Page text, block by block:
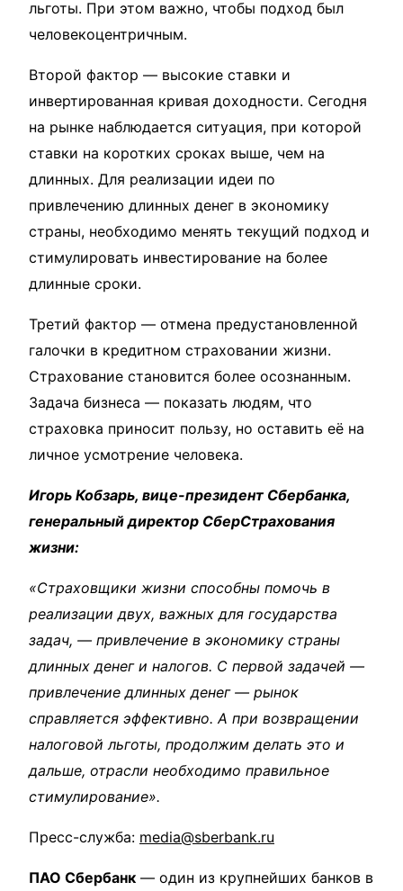
льготы. При этом важно, чтобы подход был
человекоцентричным.
Второй фактор — высокие ставки и
инвертированная кривая доходности. Сегодня
на рынке наблюдается ситуация, при которой
ставки на коротких сроках выше, чем на
длинных. Для реализации идеи по
привлечению длинных денег в экономику
страны, необходимо менять текущий подход и
стимулировать инвестирование на более
длинные сроки.
Третий фактор — отмена предустановленной
галочки в кредитном страховании жизни.
Страхование становится более осознанным.
Задача бизнеса — показать людям, что
страховка приносит пользу, но оставить её на
личное усмотрение человека.
Игорь Кобзарь, вице-президент Сбербанка,
генеральный директор СберСтрахования
жизни:
«Страховщики жизни способны помочь в
реализации двух, важных для государства
задач, — привлечение в экономику страны
длинных денег и налогов. С первой задачей —
привлечение длинных денег — рынок
справляется эффективно. А при возвращении
налоговой льготы, продолжим делать это и
дальше, отрасли необходимо правильное
стимулирование».
Пресс-служба: media@sberbank.ru
ПАО Сбербанк — один из крупнейших банков в